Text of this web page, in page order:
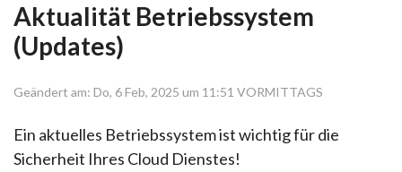
Aktualität Betriebssystem
(Updates)
Geändert am: Do, 6 Feb, 2025 um 11:51 VORMITTAGS
Ein aktuelles Betriebssystem ist wichtig für die
Sicherheit Ihres Cloud Dienstes!